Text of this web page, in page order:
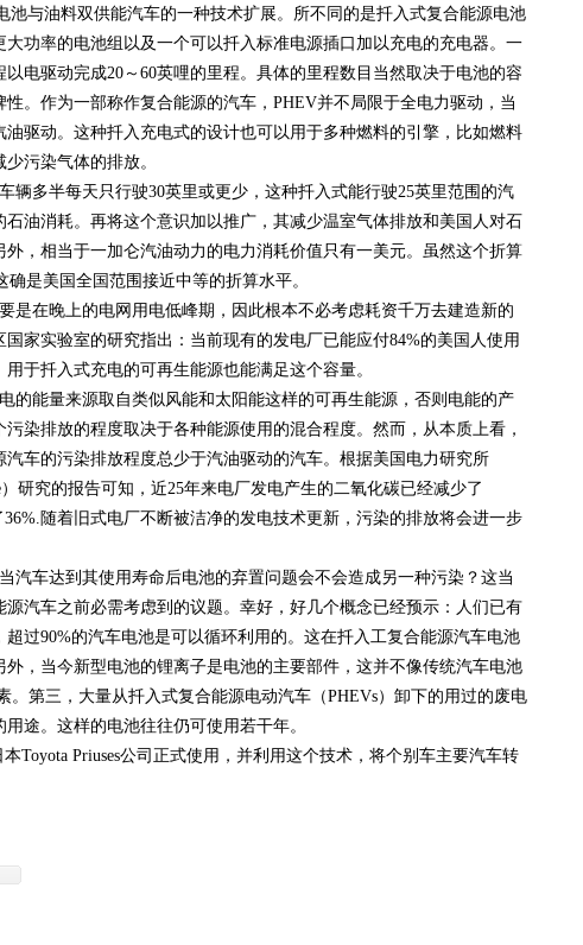
与油料双供能汽车的一种技术扩展。所不同的是扦入式复合能源电池
大功率的电池组以及一个可以扦入标准电源插口加以充电的充电器。一
电驱动完成20～60英哩的里程。具体的里程数目当然取决于电池的容
。作为一部称作复合能源的汽车，PHEV并不局限于全电力驱动，当
油驱动。这种扦入充电式的设计也可以用于多种燃料的引擎，比如燃料
污染气体的排放。
多半每天只行驶30英里或更少，这种扦入式能行驶25英里范围的汽
油消耗。再将这个意识加以推广，其减少温室气体排放和美国人对石
，相当于一加仑汽油动力的电力消耗价值只有一美元。虽然这个折算
是美国全国范围接近中等的折算水平。
在晚上的电网用电低峰期，因此根本不必考虑耗资千万去建造新的
家实验室的研究指出：当前现有的发电厂已能应付84%的美国人使用
于扦入式充电的可再生能源也能满足这个容量。
能量来源取自类似风能和太阳能这样的可再生能源，否则电能的产
染排放的程度取决于各种能源使用的混合程度。然而，从本质上看，
车的污染排放程度总少于汽油驱动的汽车。根据美国电力研究所
）研究的报告可知，近25年来电厂发电产生的二氧化碳已经减少了
随着旧式电厂不断被洁净的发电技术更新，污染的排放将会进一步
车达到其使用寿命后电池的弃置问题会不会造成另一种污染？这当
汽车之前必需考虑到的议题。幸好，好几个概念已经预示：人们已有
过90%的汽车电池是可以循环利用的。这在扦入工复合能源汽车电池
，当今新型电池的锂离子是电池的主要部件，这并不像传统汽车电池
。第三，大量从扦入式复合能源电动汽车（PHEVs）卸下的用过的废电
途。这样的电池往往仍可使用若干年。
Toyota Priuses公司正式使用，并利用这个技术，将个别车主要汽车转